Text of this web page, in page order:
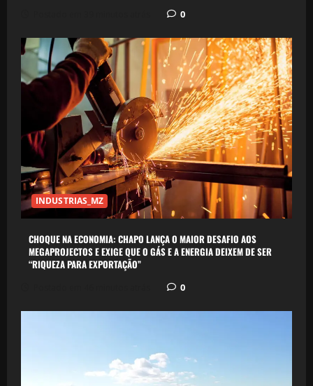
0
INDUSTRIAS_MZ
CHOQUE NA ECONOMIA: CHAPO LANÇA O MAIOR DESAFIO AOS
MEGAPROJECTOS E EXIGE QUE O GÁS E A ENERGIA DEIXEM DE SER
“RIQUEZA PARA EXPORTAÇÃO”
0